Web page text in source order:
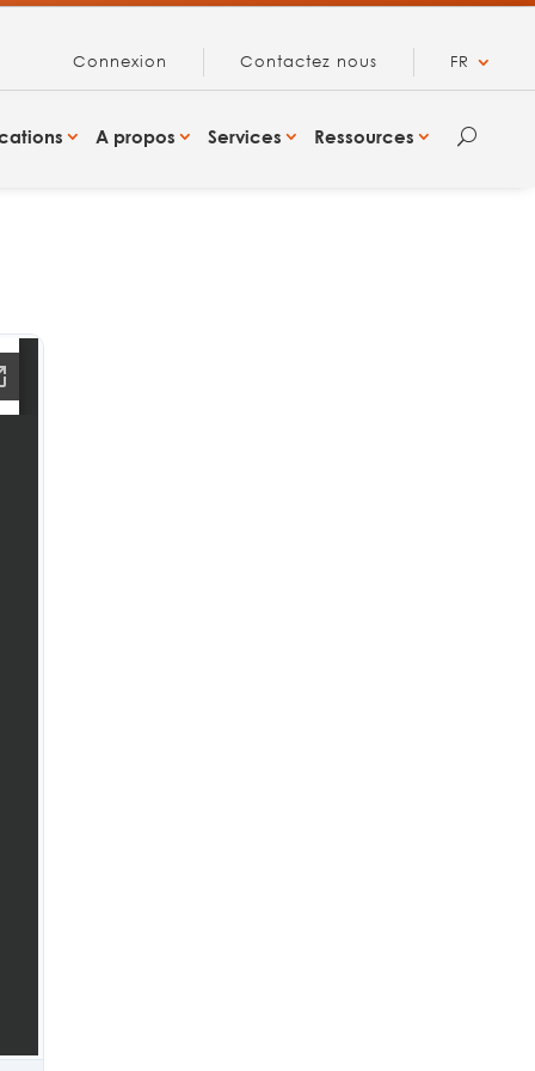
Connexion Contactez nous FR
A propos Services Ressources U